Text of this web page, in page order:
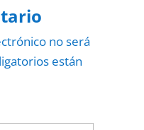
no será
están